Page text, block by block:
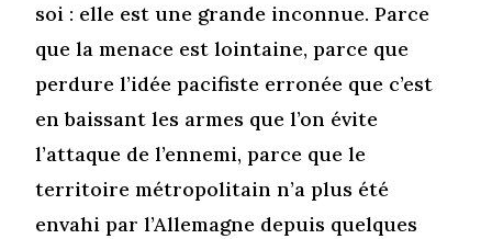
soi : elle est une grande inconnue. Parce
que la menace est lointaine, parce que
perdure l’idée pacifiste erronée que c’est
en baissant les armes que l’on évite
l’attaque de l’ennemi, parce que le
territoire métropolitain n’a plus été
envahi par l’Allemagne depuis quelques